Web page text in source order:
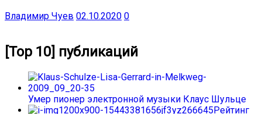
Владимир Чуев 02.10.2020 0
[Top 10] публикаций
Умер пионер электронной музыки Клаус Шульце
Рейтинг